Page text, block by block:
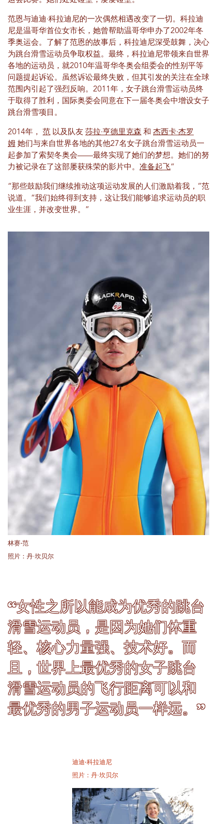
范恩与迪迪·科拉迪尼的一次偶然相遇改变了一切。科拉迪
尼是温哥华首位女市长，她曾帮助温哥华申办了2002年冬
季奥运会。了解了范恩的故事后，科拉迪尼深受鼓舞，决心
为跳台滑雪运动员争取权益。最终，科拉迪尼带领来自世界
各地的运动员，就2010年温哥华冬奥会组委会的性别平等
问题提起诉讼。虽然诉讼最终失败，但其引发的关注在全球
范围内引起了强烈反响。2011年，女子跳台滑雪运动员终
于取得了胜利，国际奥委会同意在下一届冬奥会中增设女子
跳台滑雪项目。
2014年， 范 以及队友 莎拉·亨德里克森 和 杰西卡·杰罗
姆 她们与来自世界各地的其他27名女子跳台滑雪运动员一
起参加了索契冬奥会——最终实现了她们的梦想。她们的努
力被记录在了这部屡获殊荣的影片中。 准备起飞“
“那些鼓励我们继续推动这项运动发展的人们激励着我，”范
说道。“我们始终得到支持，这让我们能够追求运动员的职
业生涯，并改变世界。”
林赛·范
照片：丹·坎贝尔
“女性之所以能成为优秀的跳台
滑雪运动员，是因为她们体重
轻、核心力量强、技术好。而
且，世界上最优秀的女子跳台
滑雪运动员的飞行距离可以和
最优秀的男子运动员一样远。”
迪迪·科拉迪尼
照片：丹·坎贝尔